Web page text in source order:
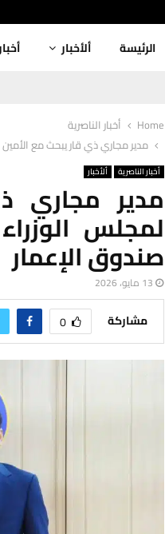
الرئيسة ألأخبار
Home
أخبار الناصرية
مدير مجاري ذي قار يبحث مع
أخبار الناصرية ألأخبار
مدير مجاري
لمجلس
صندوق الإعمار
13 مايو، 2026
مشاركة 0